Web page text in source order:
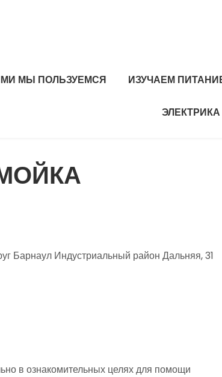
МЫ ПОЛЬЗУЕМСЯ ИЗУЧАЕМ
Барнаул Индустриальный район Дальняя, 31
в ознакомительных целях для помощи